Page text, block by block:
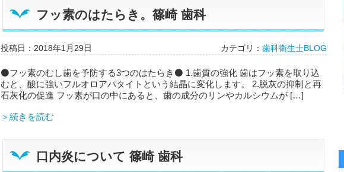
フッ素のはたらき。篠崎 歯科
投稿日：2018年1月29日 カテゴリ： 歯科衛生士BLOG
⚫フッ素のむし歯を予防する3つのはたらき⚫ 1.歯質の強化 歯はフッ素を取り込
むと、酸に強いフルオロアパタイトという結晶に変化します。 2.脱灰の抑制と再
石灰化の促進 フッ素が口の中にあると、歯の成分のリンやカルシウムが […]
＞続きを読む
口内炎について 篠崎 歯科